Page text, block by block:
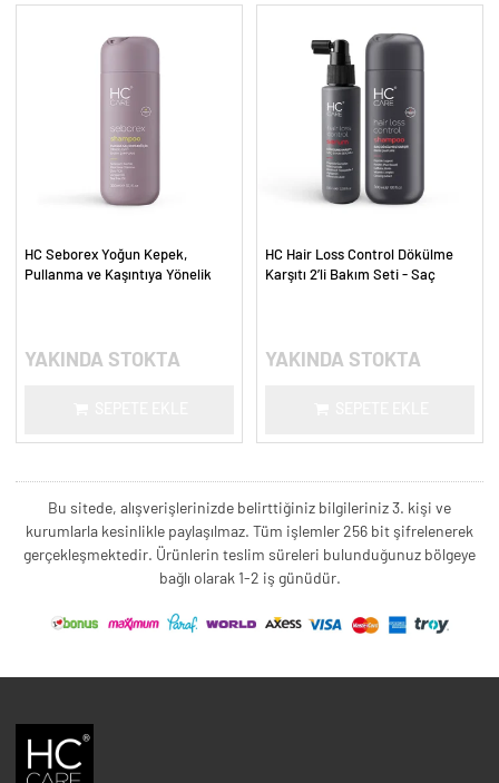
HC Seborex Yoğun Kepek,
Pullanma ve Kaşıntıya Yönelik
YAKINDA STOKTA
HC Hair Loss Control Dökülme
Karşıtı 2’li Bakım Seti - Saç
YAKINDA STOKTA
Bu sitede, alışverişlerinizde belirttiğiniz bilgileriniz 3. kişi ve
kurumlarla kesinlikle paylaşılmaz. Tüm işlemler 256 bit şifrelenerek
gerçekleşmektedir. Ürünlerin teslim süreleri bulunduğunuz bölgeye
bağlı olarak 1-2 iş günüdür.